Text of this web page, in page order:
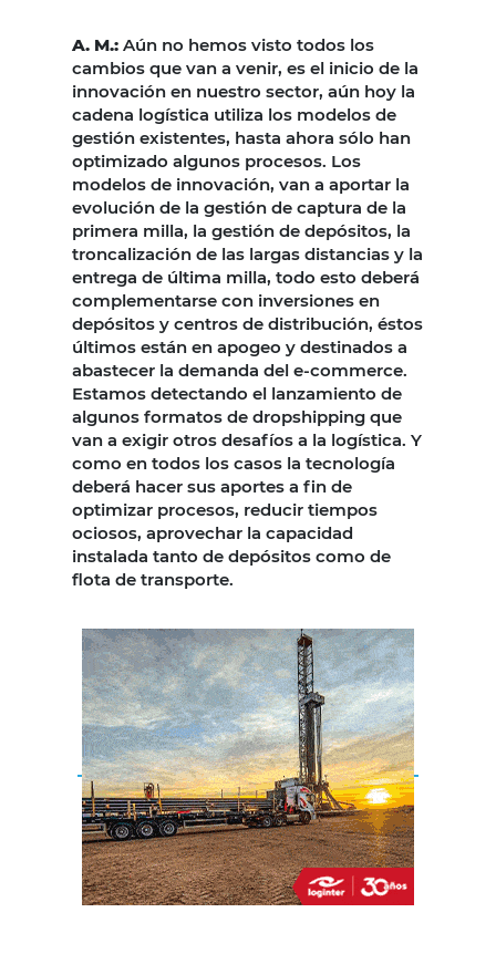
A. M.: Aún no hemos visto todos los
cambios que van a venir, es el inicio de la
innovación en nuestro sector, aún hoy la
cadena logística utiliza los modelos de
gestión existentes, hasta ahora sólo han
optimizado algunos procesos. Los
modelos de innovación, van a aportar la
evolución de la gestión de captura de la
primera milla, la gestión de depósitos, la
troncalización de las largas distancias y la
entrega de última milla, todo esto deberá
complementarse con inversiones en
depósitos y centros de distribución, éstos
últimos están en apogeo y destinados a
abastecer la demanda del e-commerce.
Estamos detectando el lanzamiento de
algunos formatos de dropshipping que
van a exigir otros desafíos a la logística. Y
como en todos los casos la tecnología
deberá hacer sus aportes a fin de
optimizar procesos, reducir tiempos
ociosos, aprovechar la capacidad
instalada tanto de depósitos como de
flota de transporte.